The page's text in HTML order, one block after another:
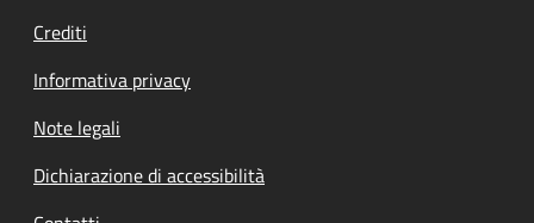
Crediti
Informativa privacy
Note legali
Dichiarazione di accessibilità